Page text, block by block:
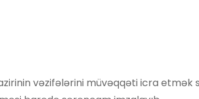
vəzifələrini müvəqqəti icra etmək